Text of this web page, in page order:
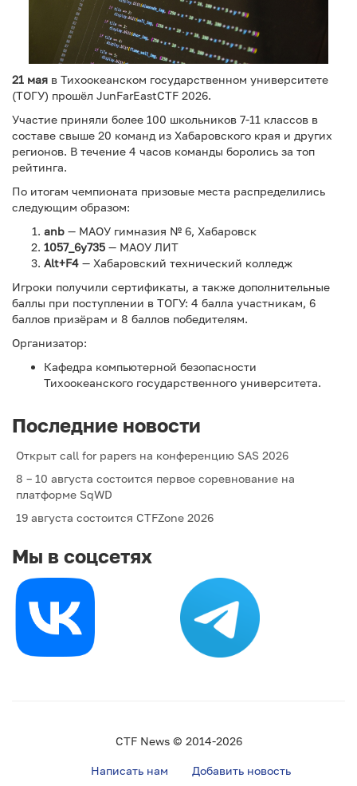
21 мая в Тихоокеанском государственном университете
(ТОГУ) прошёл JunFarEastCTF 2026.
Участие приняли более 100 школьников 7-11 классов в
составе свыше 20 команд из Хабаровского края и других
регионов. В течение 4 часов команды боролись за топ
рейтинга.
По итогам чемпионата призовые места распределились
следующим образом:
anb — МАОУ гимназия № 6, Хабаровск
1057_6y735 — МАОУ ЛИТ
Alt+F4 — Хабаровский технический колледж
Игроки получили сертификаты, а также дополнительные
баллы при поступлении в ТОГУ: 4 балла участникам, 6
баллов призёрам и 8 баллов победителям.
Организатор:
Кафедра компьютерной безопасности
Тихоокеанского государственного университета.
Последние новости
Открыт call for papers на конференцию SAS 2026
8 – 10 августа состоится первое соревнование на
платформе SqWD
19 августа состоится CTFZone 2026
Мы в соцсетях
CTF News © 2014-2026
Написать нам Добавить новость